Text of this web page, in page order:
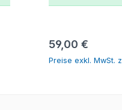
Regulärer Preis:
59,00 €
Preise exkl. MwSt.